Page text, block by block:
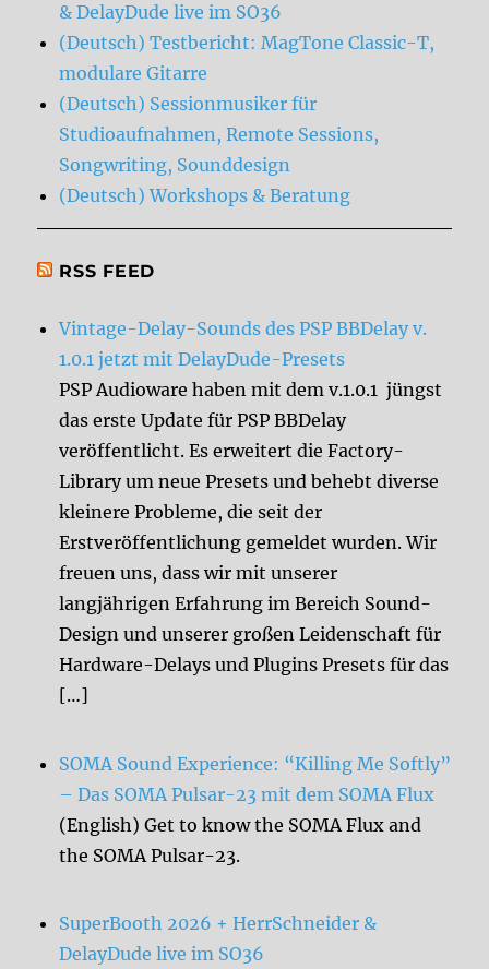
& DelayDude live im SO36
(Deutsch) Testbericht: MagTone Classic-T,
modulare Gitarre
(Deutsch) Sessionmusiker für
Studioaufnahmen, Remote Sessions,
Songwriting, Sounddesign
(Deutsch) Workshops & Beratung
RSS FEED
Vintage-Delay-Sounds des PSP BBDelay v.
1.0.1 jetzt mit DelayDude-Presets
PSP Audioware haben mit dem v.1.0.1 jüngst
das erste Update für PSP BBDelay
veröffentlicht. Es erweitert die Factory-
Library um neue Presets und behebt diverse
kleinere Probleme, die seit der
Erstveröffentlichung gemeldet wurden. Wir
freuen uns, dass wir mit unserer
langjährigen Erfahrung im Bereich Sound-
Design und unserer großen Leidenschaft für
Hardware-Delays und Plugins Presets für das
[…]
SOMA Sound Experience: “Killing Me Softly”
– Das SOMA Pulsar-23 mit dem SOMA Flux
(English) Get to know the SOMA Flux and
the SOMA Pulsar-23.
SuperBooth 2026 + HerrSchneider &
DelayDude live im SO36